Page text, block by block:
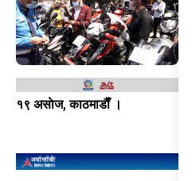
१९ असाेज, काठमाडाैँ ।